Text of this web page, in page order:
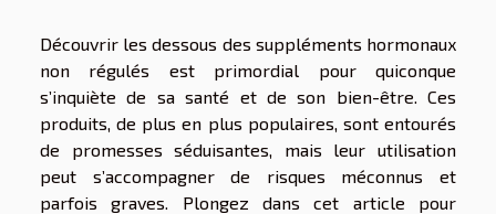
Découvrir les dessous des suppléments hormonaux
non régulés est primordial pour quiconque
s’inquiète de sa santé et de son bien-être. Ces
produits, de plus en plus populaires, sont entourés
de promesses séduisantes, mais leur utilisation
peut s’accompagner de risques méconnus et
parfois graves. Plongez dans cet article pour